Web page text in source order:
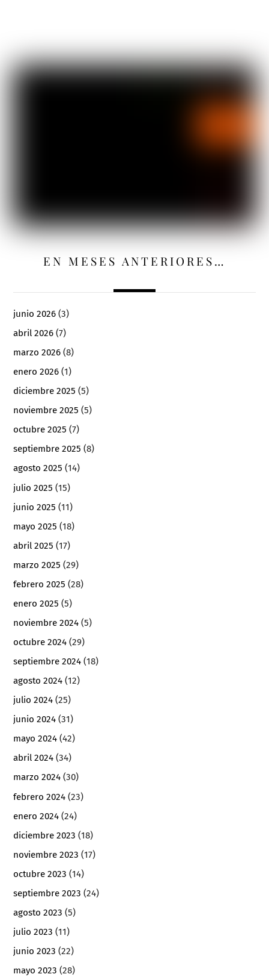
EN MESES ANTERIORES…
junio 2026 (3)
abril 2026 (7)
marzo 2026 (8)
enero 2026 (1)
diciembre 2025 (5)
noviembre 2025 (5)
octubre 2025 (7)
septiembre 2025 (8)
agosto 2025 (14)
julio 2025 (15)
junio 2025 (11)
mayo 2025 (18)
abril 2025 (17)
marzo 2025 (29)
febrero 2025 (28)
enero 2025 (5)
noviembre 2024 (5)
octubre 2024 (29)
septiembre 2024 (18)
agosto 2024 (12)
julio 2024 (25)
junio 2024 (31)
mayo 2024 (42)
abril 2024 (34)
marzo 2024 (30)
febrero 2024 (23)
enero 2024 (24)
diciembre 2023 (18)
noviembre 2023 (17)
octubre 2023 (14)
septiembre 2023 (24)
agosto 2023 (5)
julio 2023 (11)
junio 2023 (22)
mayo 2023 (28)